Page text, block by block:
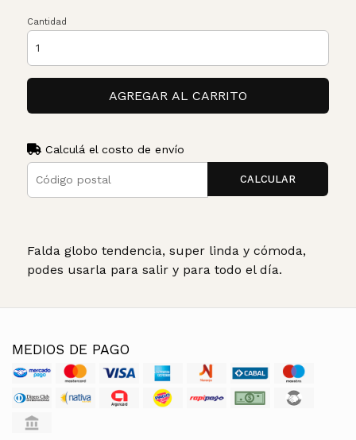
Cantidad
AGREGAR AL CARRITO
Calculá el costo de envío
CALCULAR
Falda globo tendencia, super linda y cómoda,
podes usarla para salir y para todo el día.
MEDIOS DE PAGO